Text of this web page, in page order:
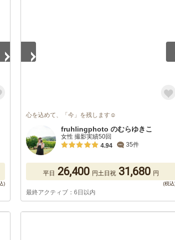
心を込めて、「今」を残します☺︎︎
fruhlingphoto のむらゆきこ
女性 撮影実績50回
4.94
35件
平日 26,400 円土日祝 31,680 円
最終アクティブ：6日以内